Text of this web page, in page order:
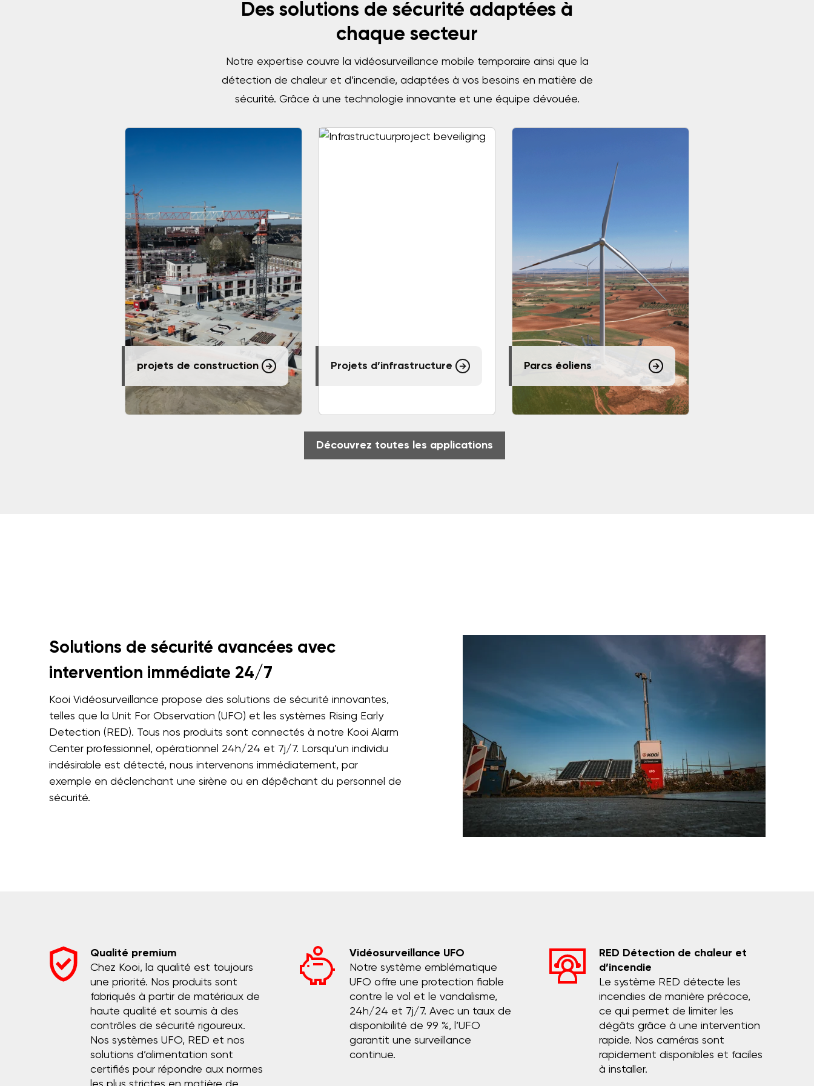
Des solutions de sécurité adaptées à
chaque secteur
Notre expertise couvre la vidéosurveillance mobile temporaire ainsi que la
détection de chaleur et d’incendie, adaptées à vos besoins en matière de
sécurité. Grâce à une technologie innovante et une équipe dévouée.
projets de construction Projets d’infrastructure Parcs éoliens
Découvrez toutes les applications
Solutions de sécurité avancées avec
intervention immédiate 24/7
Kooi Vidéosurveillance propose des solutions de sécurité innovantes,
telles que la Unit For Observation (UFO) et les systèmes Rising Early
Detection (RED). Tous nos produits sont connectés à notre Kooi Alarm
Center professionnel, opérationnel 24h/24 et 7j/7. Lorsqu’un individu
indésirable est détecté, nous intervenons immédiatement, par
exemple en déclenchant une sirène ou en dépêchant du personnel de
sécurité.
Qualité premium
Chez Kooi, la qualité est toujours
une priorité. Nos produits sont
fabriqués à partir de matériaux de
haute qualité et soumis à des
contrôles de sécurité rigoureux.
Nos systèmes UFO, RED et nos
solutions d’alimentation sont
certifiés pour répondre aux normes
Vidéosurveillance UFO
Notre système emblématique
UFO offre une protection fiable
contre le vol et le vandalisme,
24h/24 et 7j/7. Avec un taux de
disponibilité de 99 %, l’UFO
garantit une surveillance
continue.
RED Détection de chaleur et
d’incendie
Le système RED détecte les
incendies de manière précoce,
ce qui permet de limiter les
dégâts grâce à une intervention
rapide. Nos caméras sont
rapidement disponibles et faciles
à installer.